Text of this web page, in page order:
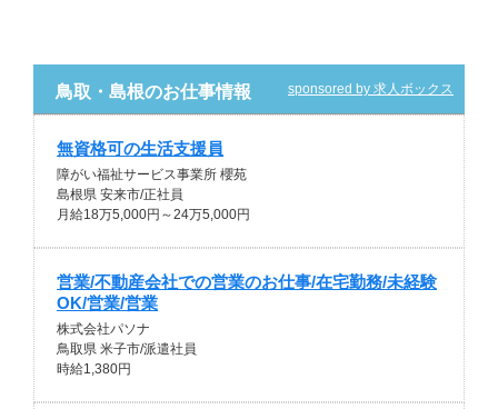
鳥取・島根のお仕事情報 sponsored by 求人ボックス
無資格可の生活支援員
障がい福祉サービス事業所 櫻苑
島根県 安来市/正社員
月給18万5,000円～24万5,000円
営業/不動産会社での営業のお仕事/在宅勤務/未経験
OK/営業/営業
株式会社パソナ
鳥取県 米子市/派遣社員
時給1,380円